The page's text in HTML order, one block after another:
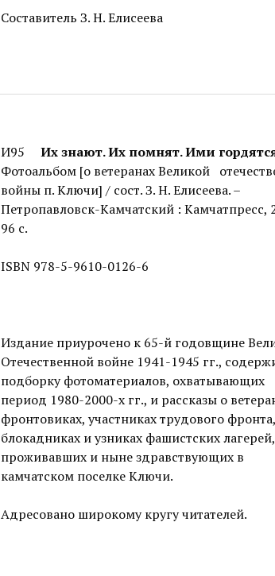
Составитель З. Н. Елисеева
И95 Их знают. Их помнят. Ими
Фотоальбом [о ветеранах Великой
войны п. Ключи] / сост. З. Н. Елисеева. –
Петропавловск-Камчатский : Камчатпресс,
96 с.
ISBN 978-5-9610-0126-6
Издание приурочено к 65-й годовщине
Отечественной войне 1941-1945 гг.,
подборку фотоматериалов, охватывающих
период 1980-2000-х гг., и рассказы о
фронтовиках, участниках трудового фронта,
блокадниках и узниках фашистских лагерей,
проживавших и ныне здравствующих в
камчатском поселке Ключи.
Адресовано широкому кругу читателей.